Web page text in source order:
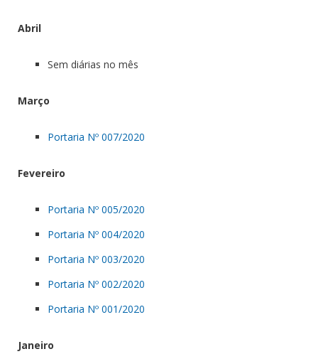
Abril
Sem diárias no mês
Março
Portaria Nº 007/2020
Fevereiro
Portaria Nº 005/2020
Portaria Nº 004/2020
Portaria Nº 003/2020
Portaria Nº 002/2020
Portaria Nº 001/2020
Janeiro